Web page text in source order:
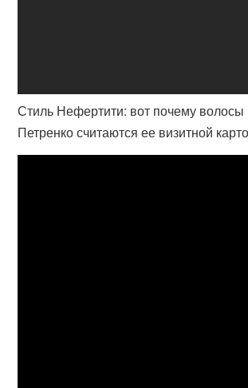
Стиль Нефертити: вот почему
Петренко считаются ее визитной